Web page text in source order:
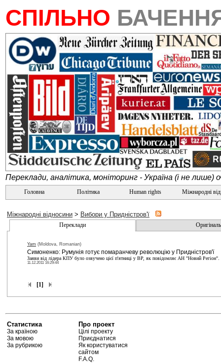
СПІЛЬНО
Переклади, аналітика, моніторинг - Україна (і не лише)
Головна Політика Human rights Міжнародні
Міжнародні відносини > Вибори у Придністров'ї
Переклади
Yam (Moldova, Romanian)
Симоненко: Румунія готує помаранчеву революцію у Придністров'ї
Заяви від лідера КПУ було озвучено цієї п'ятниці у ВР, як повідомляє АН "Новий Регіон".
11.12.2011 16:29:44
[1]
Статистика
За країною
За мовою
За рубрикою
Про проект
Цілі проекту
Приєднатися
Як користуватися
сайтом
F.A.Q.